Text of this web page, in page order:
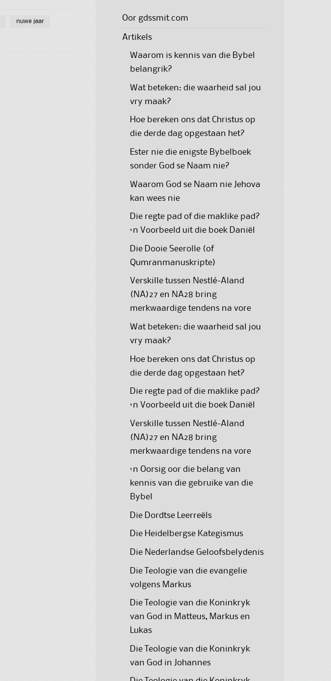
nuwe jaar Oor gdssmit.com
Artikels
Waarom is kennis van die Bybel
belangrik?
Wat beteken: die waarheid sal jou
vry maak?
Hoe bereken ons dat Christus op
die derde dag opgestaan het?
Ester nie die enigste Bybelboek
sonder God se Naam nie?
Waarom God se Naam nie Jehova
kan wees nie
Die regte pad of die maklike pad?
‘n Voorbeeld uit die boek Daniël
Die Dooie Seerolle (of
Qumranmanuskripte)
Verskille tussen Nestlé-Aland
(NA)27 en NA28 bring
merkwaardige tendens na vore
Wat beteken: die waarheid sal jou
vry maak?
Hoe bereken ons dat Christus op
die derde dag opgestaan het?
Die regte pad of die maklike pad?
‘n Voorbeeld uit die boek Daniël
Verskille tussen Nestlé-Aland
(NA)27 en NA28 bring
merkwaardige tendens na vore
‘n Oorsig oor die belang van
kennis van die gebruike van die
Bybel
Die Dordtse Leerreëls
Die Heidelbergse Kategismus
Die Nederlandse Geloofsbelydenis
Die Teologie van die evangelie
volgens Markus
Die Teologie van die Koninkryk
van God in Matteus, Markus en
Lukas
Die Teologie van die Koninkryk
van God in Johannes